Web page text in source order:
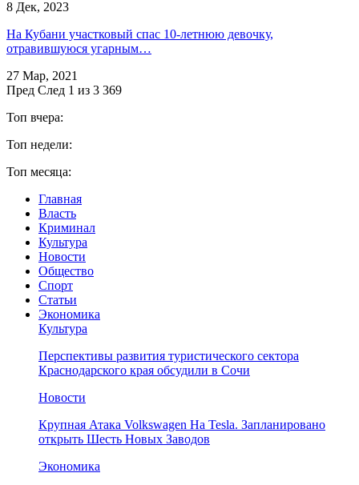
8 Дек, 2023
На Кубани участковый спас 10-летнюю девочку,
отравившуюся угарным…
27 Мар, 2021
Пред След 1 из 3 369
Топ вчера:
Топ недели:
Топ месяца:
Главная
Власть
Криминал
Культура
Новости
Общество
Спорт
Статьи
Экономика
Культура
Перспективы развития туристического сектора
Краснодарского края обсудили в Сочи
Новости
Крупная Атака Volkswagen На Tesla. Запланировано
открыть Шесть Новых Заводов
Экономика